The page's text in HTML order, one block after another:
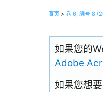
首页 > 卷 6, 编号 8
如果您的
Adobe
如果您想